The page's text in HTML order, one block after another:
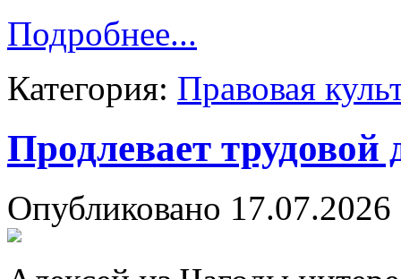
Подробнее...
Категория: Правовая
Продлевает трудовой
Опубликовано